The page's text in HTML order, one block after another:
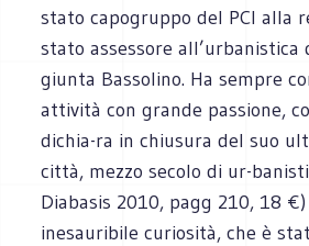
stato capogruppo del PCI alla
stato assessore all’urbanistica
giunta Bassolino. Ha sempre
attività con grande passione,
dichia-ra in chiusura del suo
città, mezzo secolo di ur-
Diabasis 2010, pagg 210, 18 €)
inesauribile curiosità, che è